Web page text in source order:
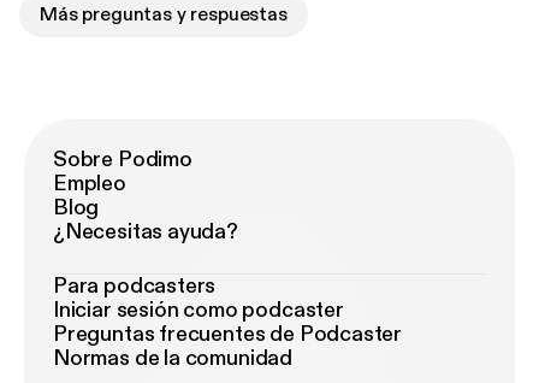
Más preguntas y respuestas
Sobre Podimo
Empleo
Blog
¿Necesitas ayuda?
Para podcasters
Iniciar sesión como podcaster
Preguntas frecuentes de Podcaster
Normas de la comunidad